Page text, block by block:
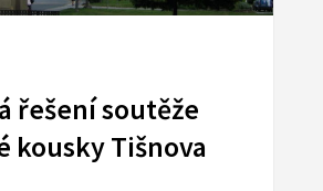
řešení soutěže
kousky Tišnova